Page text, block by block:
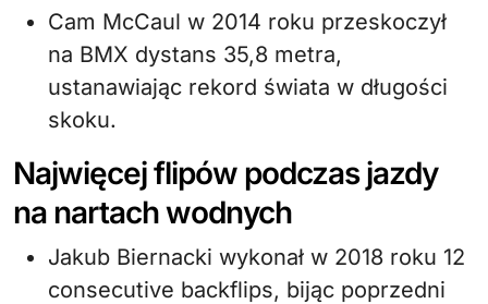
Cam McCaul w 2014 roku przeskoczył
na BMX dystans 35,8 metra,
ustanawiając rekord świata w długości
skoku.
Najwięcej flipów podczas jazdy
na nartach wodnych
Jakub Biernacki wykonał w 2018 roku 12
consecutive backflips, bijąc poprzedni